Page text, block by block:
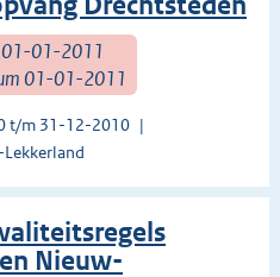
01-01-2011
01-01-2011
t/m 31-12-2010
Nieuw-